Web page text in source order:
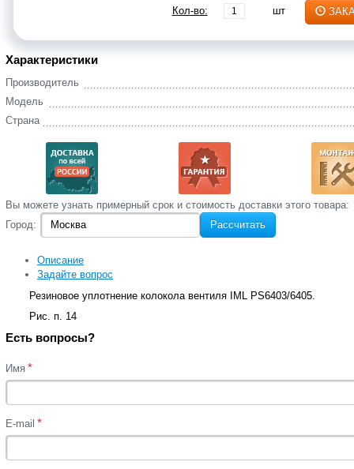
Кол-во: шт
Характеристики
Производитель
Модель
Страна
Вы‌ можете‌ узнать‌ примерный срок и стоимость‌ доставки этого товара:
Город:
Рассчитать
Описание
Задайте вопрос
Резиновое уплотнение колокола вентиля IML PS6403/6405.
Рис. п. 14
Есть вопросы?
Имя *
E-mail *